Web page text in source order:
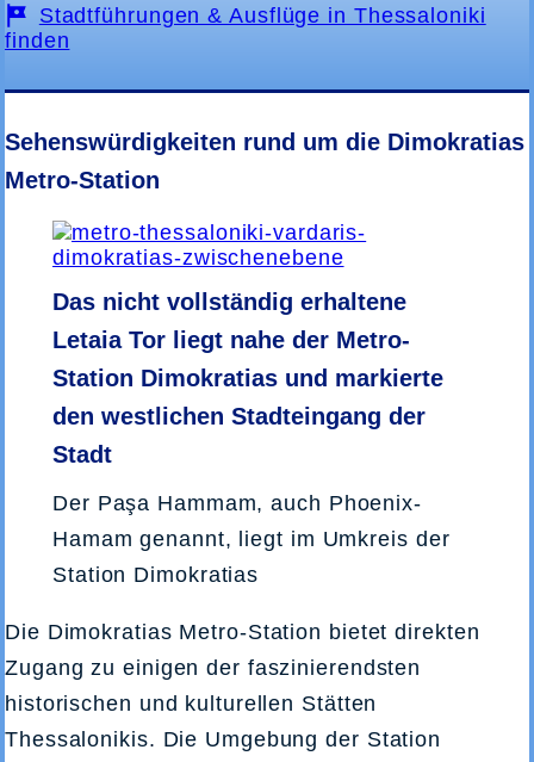
Stadtführungen & Ausflüge in Thessaloniki
finden
Sehenswürdigkeiten rund um die Dimokratias
Metro-Station
Das nicht vollständig erhaltene
Letaia Tor liegt nahe der Metro-
Station Dimokratias und markierte
den westlichen Stadteingang der
Stadt
Der Paşa Hammam, auch Phoenix-
Hamam genannt, liegt im Umkreis der
Station Dimokratias
Die Dimokratias Metro-Station bietet direkten
Zugang zu einigen der faszinierendsten
historischen und kulturellen Stätten
Thessalonikis. Die Umgebung der Station